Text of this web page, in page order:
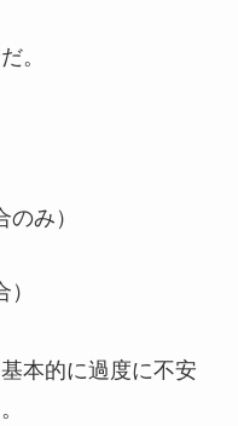
。
み）
本的に過度に不安